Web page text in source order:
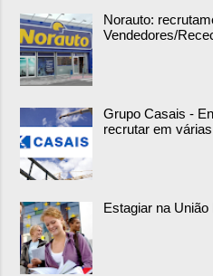
Norauto:
Vendedores/
Grupo Casais -
recrutar em
Estagiar na União